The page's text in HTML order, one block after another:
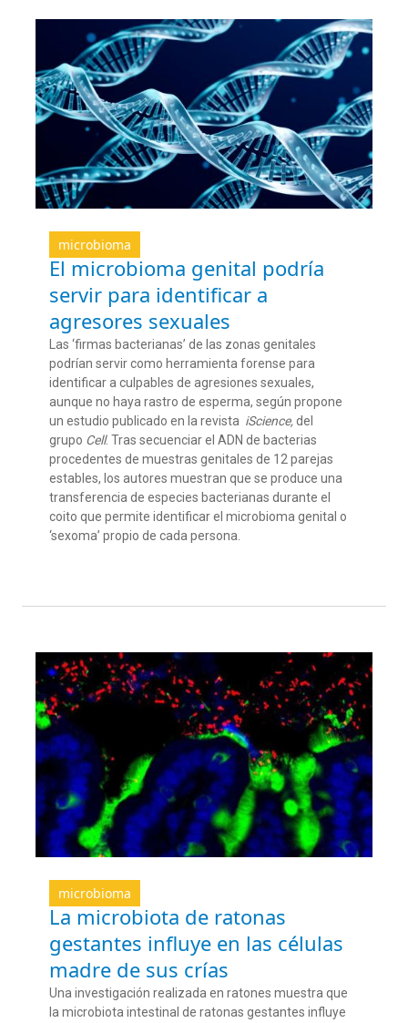
microbioma
El microbioma genital podría
servir para identificar a
agresores sexuales
Las ‘firmas bacterianas’ de las zonas genitales
podrían servir como herramienta forense para
identificar a culpables de agresiones sexuales,
aunque no haya rastro de esperma, según propone
un estudio publicado en la revista iScience,del
grupo Cell. Tras secuenciar el ADN de bacterias
procedentes de muestras genitales de 12 parejas
estables, los autores muestran que se produce una
transferencia de especies bacterianas durante el
coito que permite identificar el microbioma genital o
‘sexoma’ propio de cada persona.
microbioma
La microbiota de ratonas
gestantes influye en las células
madre de sus crías
Una investigación realizada en ratones muestra que
la microbiota intestinal de ratonas gestantes influye